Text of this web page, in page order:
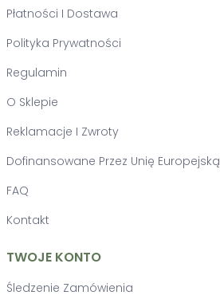
Płatności I Dostawa
Polityka Prywatności
Regulamin
O Sklepie
Reklamacje I Zwroty
Dofinansowane Przez Unię Europejską
FAQ
Kontakt
TWOJE KONTO
Śledzenie Zamówienia